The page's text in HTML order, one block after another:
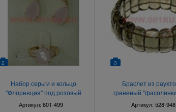
2
Набор серьги и кольцо
"Флоренция" под розовый
кварц размер 17-20
Артикул: 601-499
3
Браслет из
граненый
высота
Артикул: 528-948